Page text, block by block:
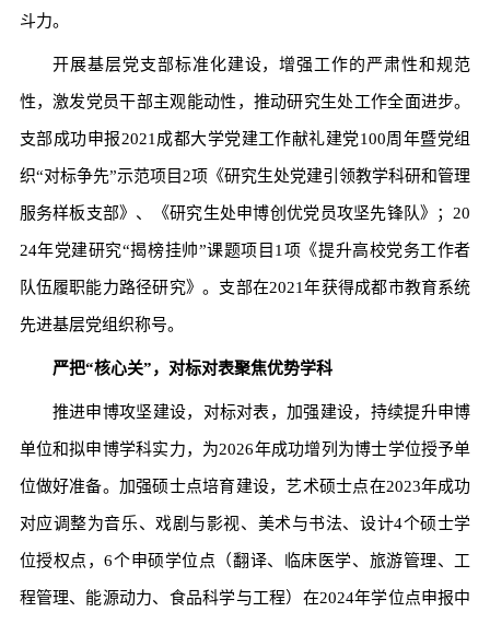
斗力。
开展基层党支部标准化建设，增强工作的严肃性和规范
性，激发党员干部主观能动性，推动研究生处工作全面进步。
支部成功申报2021成都大学党建工作献礼建党100周年暨党组
织“对标争先”示范项目2项《研究生处党建引领教学科研和管理
服务样板支部》、《研究生处申博创优党员攻坚先锋队》；20
24年党建研究“揭榜挂帅”课题项目1项《提升高校党务工作者
队伍履职能力路径研究》。支部在2021年获得成都市教育系统
先进基层党组织称号。
严把“核心关”，对标对表聚焦优势学科
推进申博攻坚建设，对标对表，加强建设，持续提升申博
单位和拟申博学科实力，为2026年成功增列为博士学位授予单
位做好准备。加强硕士点培育建设，艺术硕士点在2023年成功
对应调整为音乐、戏剧与影视、美术与书法、设计4个硕士学
位授权点，6个申硕学位点（翻译、临床医学、旅游管理、工
程管理、能源动力、食品科学与工程）在2024年学位点申报中